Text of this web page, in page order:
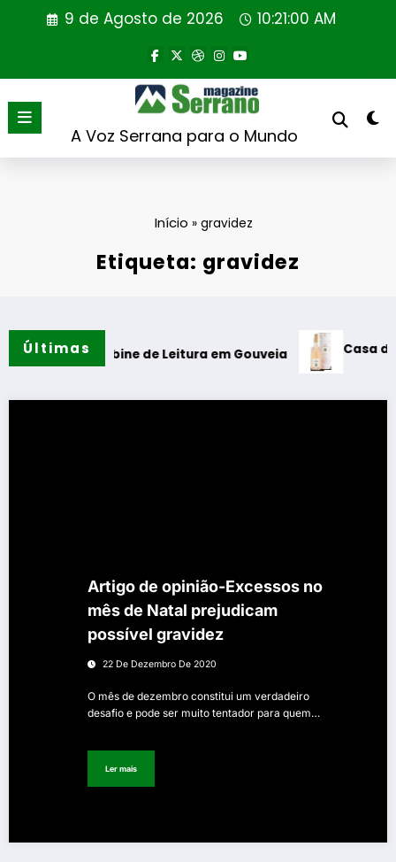
9 de Agosto de 2026 10:21:01 AM
A Voz Serrana para o Mundo
Início »gravidez
Etiqueta: gravidez
Últimas
da Cabine de Leitura em Gouveia Casa de
Artigo de opinião-Excessos no
mês de Natal prejudicam
possível gravidez
22 De Dezembro De 2020
O mês de dezembro constitui um verdadeiro
desafio e pode ser muito tentador para quem…
Ler mais